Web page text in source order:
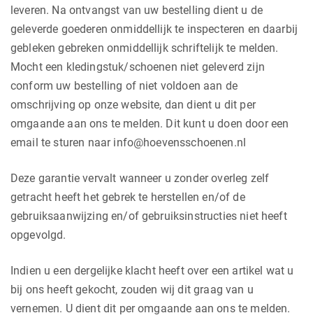
leveren. Na ontvangst van uw bestelling dient u de
geleverde goederen onmiddellijk te inspecteren en daarbij
gebleken gebreken onmiddellijk schriftelijk te melden.
Mocht een kledingstuk/schoenen niet geleverd zijn
conform uw bestelling of niet voldoen aan de
omschrijving op onze website, dan dient u dit per
omgaande aan ons te melden. Dit kunt u doen door een
email te sturen naar info@hoevensschoenen.nl
Deze garantie vervalt wanneer u zonder overleg zelf
getracht heeft het gebrek te herstellen en/of de
gebruiksaanwijzing en/of gebruiksinstructies niet heeft
opgevolgd.
Indien u een dergelijke klacht heeft over een artikel wat u
bij ons heeft gekocht, zouden wij dit graag van u
vernemen. U dient dit per omgaande aan ons te melden.